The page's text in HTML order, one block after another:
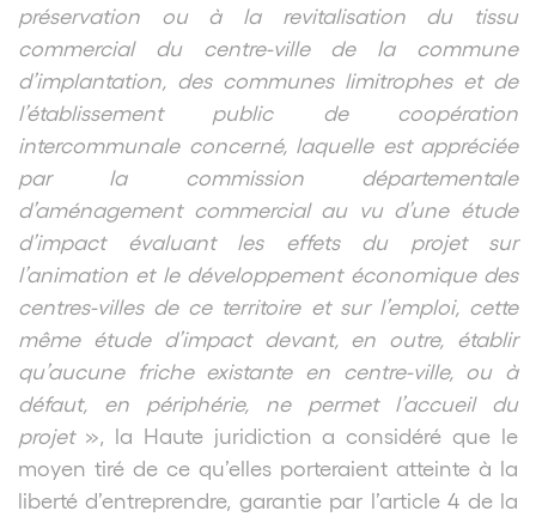
préservation ou à la revitalisation du tissu
commercial du centre-ville de la commune
d’implantation, des communes limitrophes et de
l’établissement public de coopération
intercommunale concerné, laquelle est appréciée
par la commission départementale
d’aménagement commercial au vu d’une étude
d’impact évaluant les effets du projet sur
l’animation et le développement économique des
centres-villes de ce territoire et sur l’emploi, cette
même étude d’impact devant, en outre, établir
qu’aucune friche existante en centre-ville, ou à
défaut, en périphérie, ne permet l’accueil du
projet », la Haute juridiction a considéré que le
moyen tiré de ce qu’elles porteraient atteinte à la
liberté d’entreprendre, garantie par l’article 4 de la